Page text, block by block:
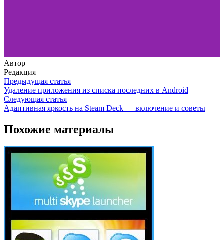
Автор
Редакция
Предыдущая статья
Удаление приложения из списка последних в Android
Следующая статья
Адаптивная яркость на Steam Deck — включение и советы
Похожие материалы